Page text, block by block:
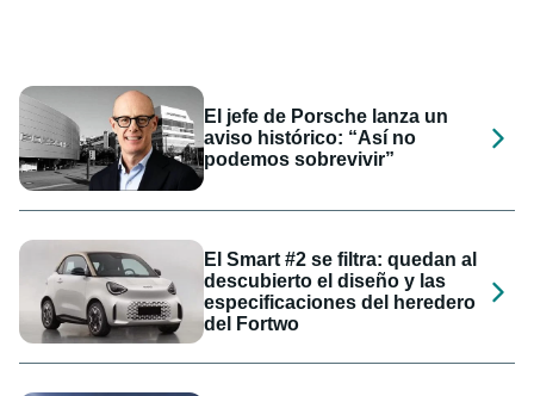
El jefe de Porsche lanza un
aviso histórico: “Así no
podemos sobrevivir”
El Smart #2 se filtra: quedan al
descubierto el diseño y las
especificaciones del heredero
del Fortwo